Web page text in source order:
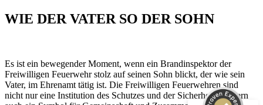
WIE DER VATER SO DER SOHN
Es ist ein bewegender Moment, wenn ein Brandinspektor der
Freiwilligen Feuerwehr stolz auf seinen Sohn blickt, der wie sein
Vater, im Ehrenamt tätig ist. Die Freiwilligen Feuerwehren sind
nicht nur eine Institution des Schutzes und der Sicherheit, sondern
100
%
Empfehlungen auf
ProvenExpert.com
SEHR GUT
4,90
/
5,00